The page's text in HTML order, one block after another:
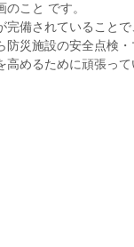
こと です。
備されていること
災施設の安全点検
めるために頑張って